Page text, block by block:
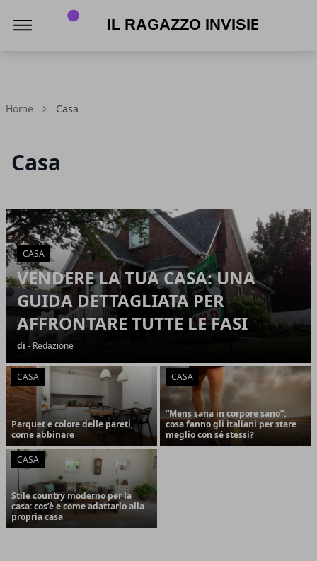
Home Casa
Casa
Articoli in Evidenza
CASA
VENDERE LA TUA CASA: UNA
GUIDA DETTAGLIATA PER
AFFRONTARE TUTTE LE FASI
di - Redazione
CASA
Parquet e colore delle pareti,
come abbinare
CASA
“Mens sana in corpore sano”:
cosa fanno gli italiani per stare
meglio con sé stessi?
CASA
Stile country moderno per la
casa: cos’è e come adattarlo alla
propria casa